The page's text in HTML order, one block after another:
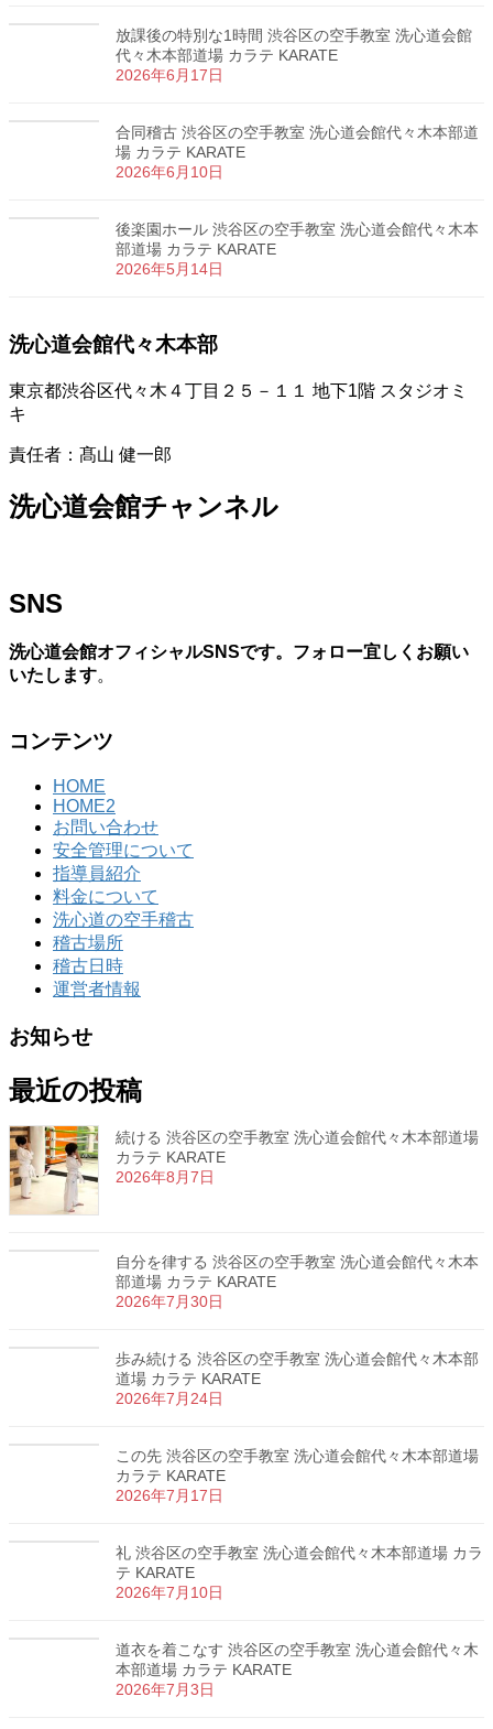
放課後の特別な1時間 渋谷区の空手教室 洗心道会館
代々木本部道場 カラテ KARATE
2026年6月17日
合同稽古 渋谷区の空手教室 洗心道会館代々木本部道
場 カラテ KARATE
2026年6月10日
後楽園ホール 渋谷区の空手教室 洗心道会館代々木本
部道場 カラテ KARATE
2026年5月14日
洗心道会館代々木本部
東京都渋谷区代々木４丁目２５－１１ 地下1階 スタジオミ
キ
責任者：髙山 健一郎
洗心道会館チャンネル
SNS
洗心道会館オフィシャルSNSです。フォロー宜しくお願い
いたします。
コンテンツ
HOME
HOME2
お問い合わせ
安全管理について
指導員紹介
料金について
洗心道の空手稽古
稽古場所
稽古日時
運営者情報
お知らせ
最近の投稿
続ける 渋谷区の空手教室 洗心道会館代々木本部道場
カラテ KARATE
2026年8月7日
自分を律する 渋谷区の空手教室 洗心道会館代々木本
部道場 カラテ KARATE
2026年7月30日
歩み続ける 渋谷区の空手教室 洗心道会館代々木本部
道場 カラテ KARATE
2026年7月24日
この先 渋谷区の空手教室 洗心道会館代々木本部道場
カラテ KARATE
2026年7月17日
礼 渋谷区の空手教室 洗心道会館代々木本部道場 カラ
テ KARATE
2026年7月10日
道衣を着こなす 渋谷区の空手教室 洗心道会館代々木
本部道場 カラテ KARATE
2026年7月3日